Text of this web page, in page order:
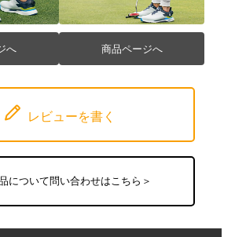
へ 商品ページへ
レビューを書く
について問い合わせはこちら＞